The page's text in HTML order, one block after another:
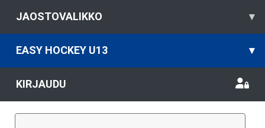
JAOSTOVALIKKO ▾
EASY HOCKEY U13 ▾
KIRJAUDU